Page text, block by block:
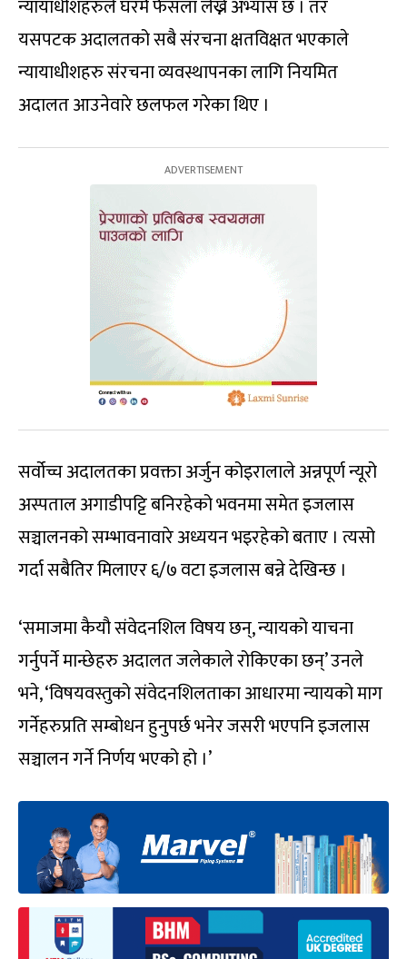
न्यायाधीशहरुले घरमै फैसला लेख्ने अभ्यास छ । तर
यसपटक अदालतको सबै संरचना क्षतविक्षत भएकाले
न्यायाधीशहरु संरचना व्यवस्थापनका लागि नियमित
अदालत आउनेवारे छलफल गरेका थिए ।
सर्वोच्च अदालतका प्रवक्ता अर्जुन कोइरालाले अन्नपूर्ण न्यूरो
अस्पताल अगाडीपट्टि बनिरहेको भवनमा समेत इजलास
सञ्चालनको सम्भावनावारे अध्ययन भइरहेको बताए । त्यसो
गर्दा सबैतिर मिलाएर ६/७ वटा इजलास बन्ने देखिन्छ ।
‘समाजमा कैयौ संवेदनशिल विषय छन्, न्यायको याचना
गर्नुपर्ने मान्छेहरु अदालत जलेकाले रोकिएका छन्’ उनले
भने, ‘विषयवस्तुको संवेदनशिलताका आधारमा न्यायको माग
गर्नेहरुप्रति सम्बोधन हुनुपर्छ भनेर जसरी भएपनि इजलास
सञ्चालन गर्ने निर्णय भएको हो ।’